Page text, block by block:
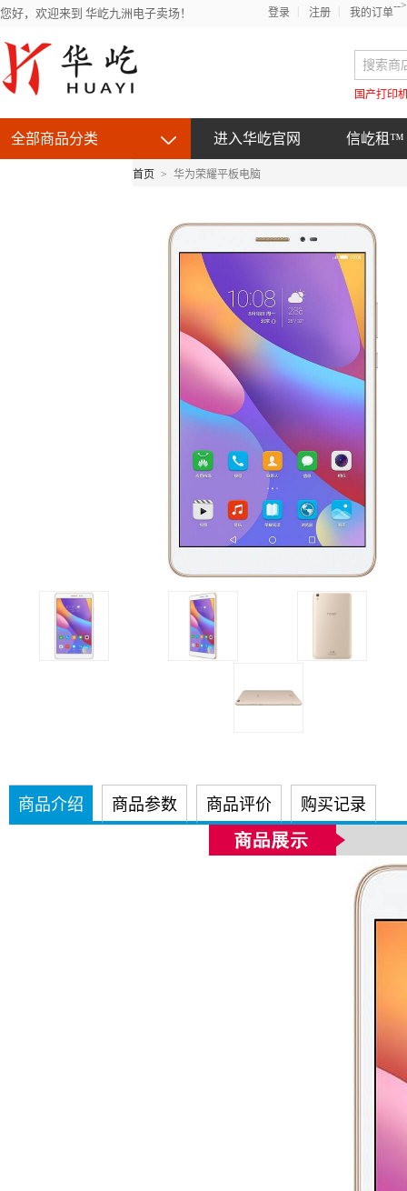
您好，欢迎来到 华屹九洲电子卖场！
-->
登录 注册 我的订单
国产打印
全部商品分类 进入华屹官网 信屹租™
京东自营产品
首页 > 华为荣耀平板电脑
商品介绍 商品参数 商品评价 购买记录